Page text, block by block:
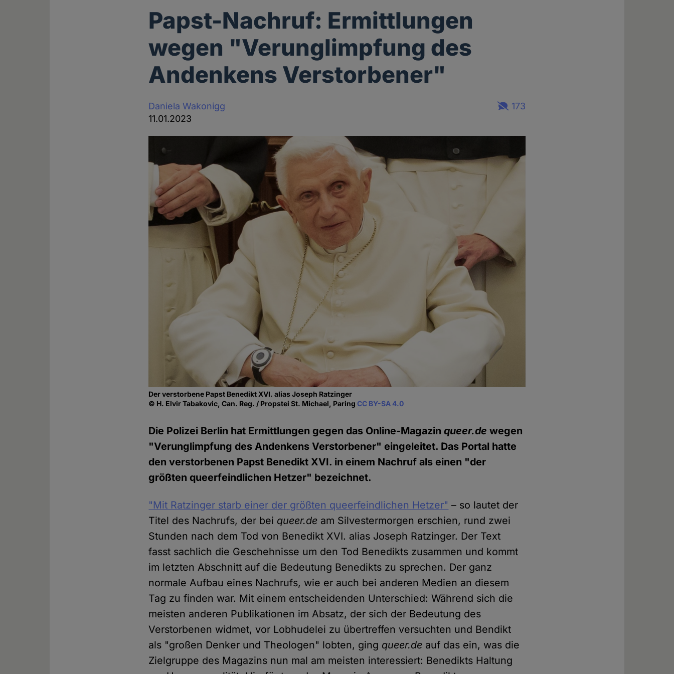
Papst-Nachruf: Ermittlungen
wegen "Verunglimpfung des
Andenkens Verstorbener"
Daniela Wakonigg
11.01.2023
173
Der verstorbene Papst Benedikt XVI. alias Joseph Ratzinger
© H. Elvir Tabakovic, Can. Reg. / Propstei St. Michael, ParingCC BY-SA 4.0
Die Polizei Berlin hat Ermittlungen gegen das Online-Magazinqueer.de wegen
"Verunglimpfung des Andenkens Verstorbener" eingeleitet. Das Portal hatte
den verstorbenen Papst Benedikt XVI. in einem Nachruf als einen "der
größten queerfeindlichen Hetzer" bezeichnet.
"Mit Ratzinger starb einer der größten queerfeindlichen Hetzer" – so lautet der
Titel des Nachrufs, der bei queer.de am Silvestermorgen erschien, rund zwei
Stunden nach dem Tod von Benedikt XVI. alias Joseph Ratzinger. Der Text
fasst sachlich die Geschehnisse um den Tod Benedikts zusammen und kommt
im letzten Abschnitt auf die Bedeutung Benedikts zu sprechen. Der ganz
normale Aufbau eines Nachrufs, wie er auch bei anderen Medien an diesem
Tag zu finden war. Mit einem entscheidenden Unterschied: Während sich die
meisten anderen Publikationen im Absatz, der sich der Bedeutung des
Verstorbenen widmet, vor Lobhudelei zu übertreffen versuchten und Bendikt
als "großen Denker und Theologen" lobten, ging queer.de auf das ein, was die
Zielgruppe des Magazins nun mal am meisten interessiert: Benedikts Haltung